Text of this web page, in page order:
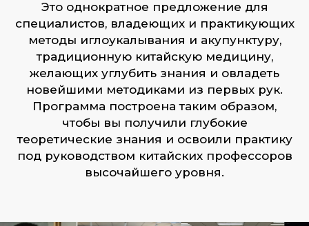
Это однократное предложение для
специалистов, владеющих и практикующих
методы иглоукалывания и акупунктуру,
традиционную китайскую медицину,
желающих углубить знания и овладеть
новейшими методиками из первых рук.
Программа построена таким образом,
чтобы вы получили глубокие
теоретические знания и освоили практику
под руководством китайских профессоров
высочайшего уровня.
Китайская акупунктура:
обучение из первых рук
Обучение акупунктуре у первоисточников
Китая с Международным учебно-
оздоровительным центром Бахолдиных —
это редкая возможность перенять опыт
напрямую у ведущих практиков
традиционной китайской медицины. Под
их руководством вы не просто изучите
техники, а поймете логику и философию
восточного подхода, получите доступ
к уникальным авторским методам, которые
невозможно освоить дистанционно или